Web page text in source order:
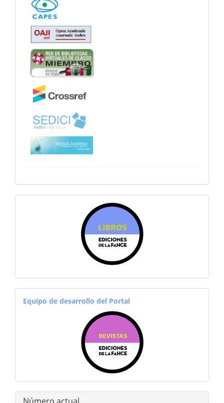
equiporevistas
Equipo de desarrollo del Portal